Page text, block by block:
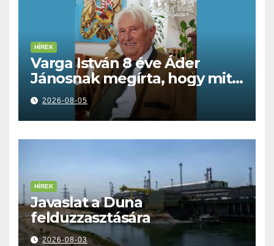
HÍREK
Varga István 8 éve Áder
Jánosnak megírta, hogy mit
kell tennünk a Dunával
2026-08-05
HÍREK
Javaslat a Duna
felduzzasztására
2026-08-03